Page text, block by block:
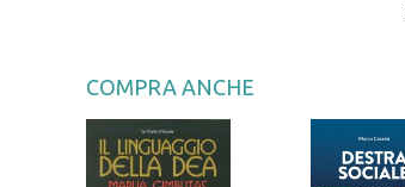
COMPRA ANCHE